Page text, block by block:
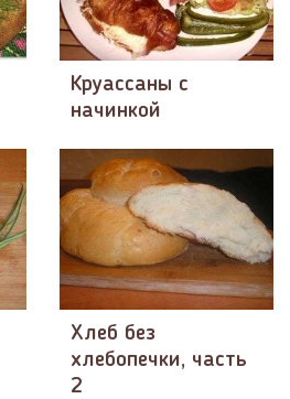
Круассаны с
начинкой
Хлеб без
хлебопечки, часть
2